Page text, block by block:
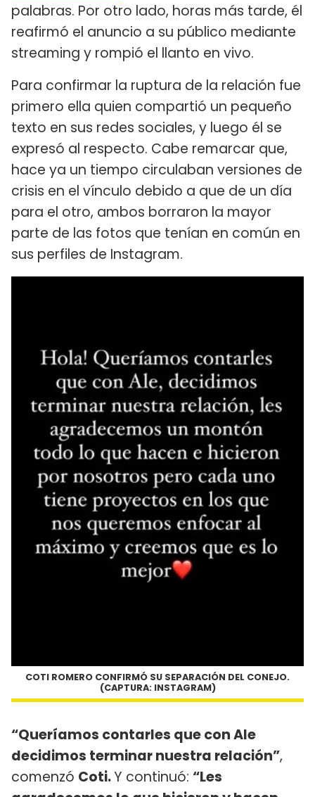
palabras. Por otro lado, horas más tarde, él
reafirmó el anuncio a su público mediante
streaming y rompió el llanto en vivo.
Para confirmar la ruptura de la relación fue
primero ella quien compartió un pequeño
texto en sus redes sociales, y luego él se
expresó al respecto. Cabe remarcar que,
hace ya un tiempo circulaban versiones de
crisis en el vínculo debido a que de un día
para el otro, ambos borraron la mayor
parte de las fotos que tenían en común en
sus perfiles de Instagram.
COTI ROMERO CONFIRMÓ SU SEPARACIÓN DEL CONEJO.
(CAPTURA: INSTAGRAM)
“Queríamos contarles que con Ale
decidimos terminar nuestra relación”,
comenzó Coti.Y continuó: “Les